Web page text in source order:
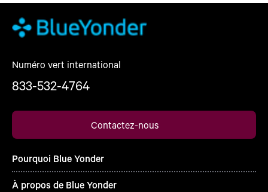
Numéro vert international
833-532-4764
Contactez-nous
Pourquoi Blue Yonder
À propos de Blue Yonder